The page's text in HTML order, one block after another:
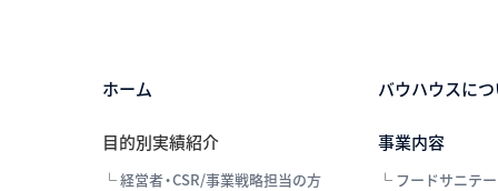
ホーム
目的別実績紹介
└経営者・CSR/事業戦略担当の方
バウハウスに
事業内容
└ フードサニテ